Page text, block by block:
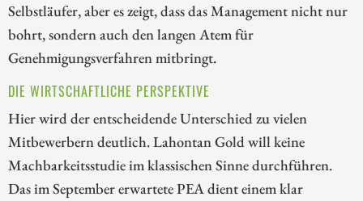
Selbstläufer, aber es zeigt, dass das Management nicht nur
bohrt, sondern auch den langen Atem für
Genehmigungsverfahren mitbringt.
DIE WIRTSCHAFTLICHE PERSPEKTIVE
Hier wird der entscheidende Unterschied zu vielen
Mitbewerbern deutlich. Lahontan Gold will keine
Machbarkeitsstudie im klassischen Sinne durchführen.
Das im September erwartete PEA dient einem klar